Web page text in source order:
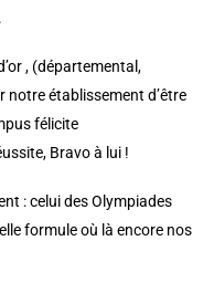
, (départemental,
notre établissement d’être
félicite
Bravo à lui !
: celui des Olympiades
formule où là encore nos